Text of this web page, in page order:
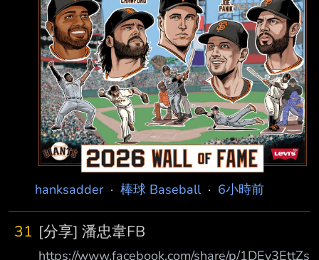
11 73 ２.Gleyber Torres (R) 2B .266 .382 .399
.781 7 29 0 39 ３.Dillon Dingler (R) C .275
.339 .531 .870 26 79
hanksadder· 棒球 Baseball· 6小時前
31 [分享] 潘忠韋FB
https://www.facebook.com/share/p/1DEy3EttZs